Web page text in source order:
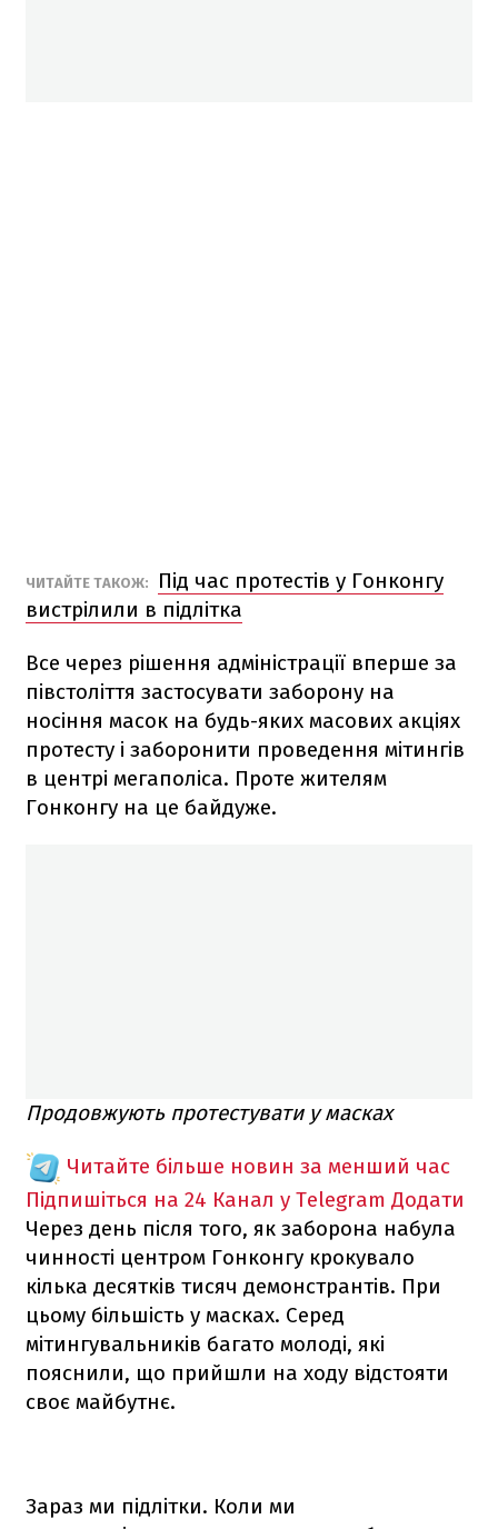
ЧИТАЙТЕ ТАКОЖ:
Під час протестів у Гонконгу
вистрілили в підлітка
Все через рішення адміністрації вперше за
півстоліття застосувати заборону на
носіння масок на будь-яких масових акціях
протесту і заборонити проведення мітингів
в центрі мегаполіса. Проте жителям
Гонконгу на це байдуже.
Продовжують протестувати у масках
Читайте більше новин за менший час
Підпишіться на 24 Канал у Telegram Додати
Через день після того, як заборона набула
чинності центром Гонконгу крокувало
кілька десятків тисяч демонстрантів. При
цьому більшість у масках. Серед
мітингувальників багато молоді, які
пояснили, що прийшли на ходу відстояти
своє майбутнє.
Зараз ми підлітки. Коли ми